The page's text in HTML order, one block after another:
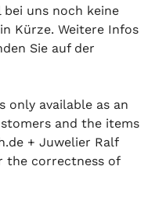
uns noch keine
Kürze. Weitere Infos
Sie auf der
only available as an
and the items
+ Juwelier Ralf
the correctness of